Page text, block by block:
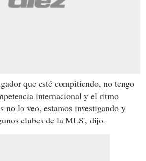
que esté compitiendo, no tengo
internacional y el ritmo
no lo veo, estamos investigando y
clubes de la MLS', dijo.